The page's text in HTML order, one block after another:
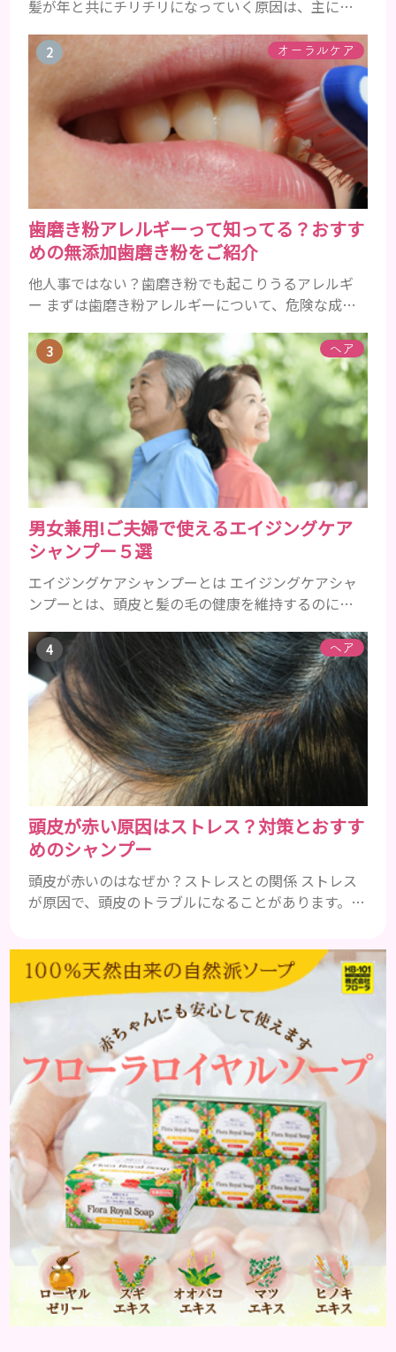
髪が年と共にチリチリになっていく原因は、主に加
にツヤがあった男性も、いつのまにか髪がチリチリ
でペタンとするようになったと感じる人もいるでし
ょう。特に大人の男性としての魅力が出てくる40代
以降の男性に悩んでいる人が多い傾向があります。
髪が生え変わるサイクルは、年齢と共に乱れていき
ます。髪が太くならないま...
オーラルケア
歯磨き粉アレルギーって知ってる？おすす
めの無添加歯磨き粉をご紹介
他人事ではない？歯磨き粉でも起こりうるアレルギ
ー まずは歯磨き粉アレルギーについて、危険な成分
まれるアレルギーを起こすおそれのある成分 まず、
普段お使いの歯磨き粉に含まれているどの成分にア
レルギーを引き起こすおそれがあるのかを説明しま
すね。 •フッ素･･･歯の表面のエナメルを守り強くし
たり、虫歯と防ぐ働きを持つ成分 •香味料 ･･･歯磨き
粉の風味や爽...
ヘア
男女兼用!ご夫婦で使えるエイジングケア
シャンプー５選
エイジングケアシャンプーとは エイジングケアシャ
ンプーとは、頭皮と髪の毛の健康を維持するのに必
シャンプーのことです。 加齢とともに気になるの
は、髪のボリュームやハリやコシ、ツヤなどがなく
なってくることや、抜け毛や薄毛、白髪など様々で
す。 自分の改善したい症状に効果的なエイジングケ
アシャンプーを使うことが大事です。 一般的に頭皮
環境をよくするには、アミノ...
ヘア
頭皮が赤い原因はストレス？対策とおすす
めのシャンプー
頭皮が赤いのはなぜか？ストレスとの関係 ストレス
が原因で、頭皮のトラブルになることがあります。頭
トレス ストレスを多く感じると、交感神経が優位に
働きます。そのため、皮脂の分泌量が増えて炎症が起
きやすくなります。さらに、血行不良になり栄養が行
き届きません。ストレス解消は、頭皮の健康に大切
です。 アトピー性皮膚炎 頭皮が赤い状態は、アトピ
ー皮膚炎の可能...